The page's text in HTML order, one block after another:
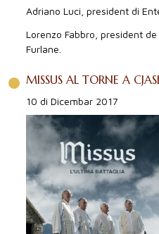
Adriano Luci, president di
Lorenzo Fabbro, president
Furlane.
MISSUS AL TORNE A
10 di Dicembar 2017